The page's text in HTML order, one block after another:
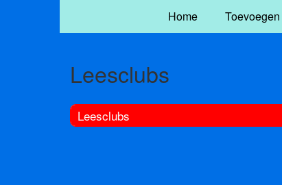
Home Toevoegen
Leesclubs
Leesclubs